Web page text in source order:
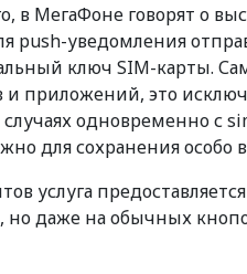
в МегаФоне говорят о
push-уведомления
ключ SIM-карты.
и приложений, это
одновременно с
для сохранения
услуга
но даже на обычных